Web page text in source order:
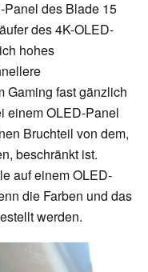
Panel des Blade 15
des 4K-OLED-
hohes
Gaming fast gänzlich
einem OLED-Panel
Bruchteil von dem,
beschränkt ist.
auf einem OLED-
die Farben und das
werden.